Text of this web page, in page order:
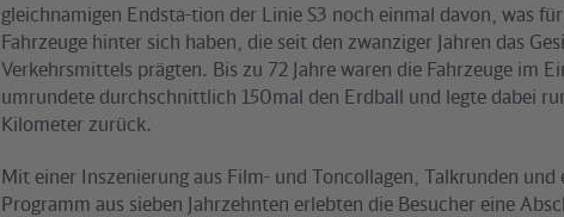
gleichnamigen Endsta-tion der Linie S3 noch einmal davon, was
Fahrzeuge hinter sich haben, die seit den zwanziger Jahren das
Verkehrsmittels prägten. Bis zu 72 Jahre waren die Fahrzeuge im
umrundete durchschnittlich 150mal den Erdball und legte dabei
Kilometer zurück.
Mit einer Inszenierung aus Film- und Toncollagen, Talkrunden und
Programm aus sieben Jahrzehnten erlebten die Besucher eine